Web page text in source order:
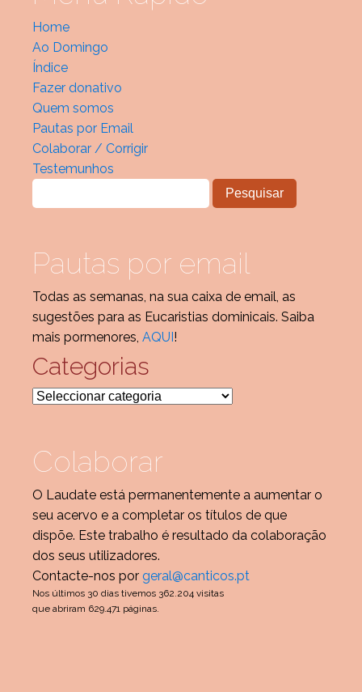
Home
Ao Domingo
Índice
Fazer donativo
Quem somos
Pautas por Email
Colaborar / Corrigir
Testemunhos
Pautas por email
Todas as semanas, na sua caixa de email, as
sugestões para as Eucaristias dominicais. Saiba
mais pormenores, AQUI!
Categorias
Categorias
Colaborar
O Laudate está permanentemente a aumentar o
seu acervo e a completar os títulos de que
dispõe. Este trabalho é resultado da colaboração
dos seus utilizadores.
Contacte-nos por geral@canticos.pt
Nos últimos 30 dias tivemos 362.204 visitas
que abriram 629.471 páginas.